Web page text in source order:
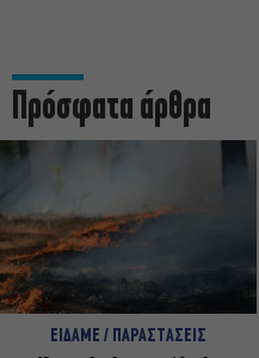
Πρόσφατα άρθρα
ΕΙΔΑΜΕ / ΠΑΡΑΣΤΑΣΕΙΣ